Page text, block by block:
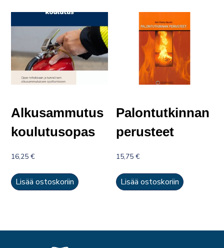
Alkusammutus
koulutusopas
16,25€
Lisää ostoskoriin
Palontutkinnan
perusteet
15,75€
Lisää ostoskoriin